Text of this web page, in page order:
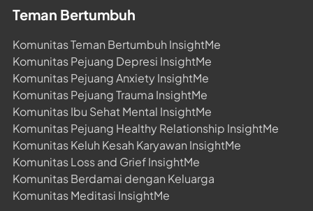
Teman Bertumbuh
Komunitas Teman Bertumbuh InsightMe
Komunitas Pejuang Depresi InsightMe
Komunitas Pejuang Anxiety InsightMe
Komunitas Pejuang Trauma InsightMe
Komunitas Ibu Sehat Mental InsightMe
Komunitas Pejuang Healthy Relationship InsightMe
Komunitas Keluh Kesah Karyawan InsightMe
Komunitas Loss and Grief InsightMe
Komunitas Berdamai dengan Keluarga
Komunitas Meditasi InsightMe